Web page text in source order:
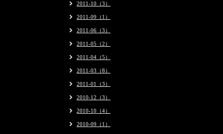
2011-10（3）
2011-09（1）
2011-06（3）
2011-05（2）
2011-04（5）
2011-03（8）
2011-01（3）
2010-12（3）
2010-10（4）
2010-09（1）